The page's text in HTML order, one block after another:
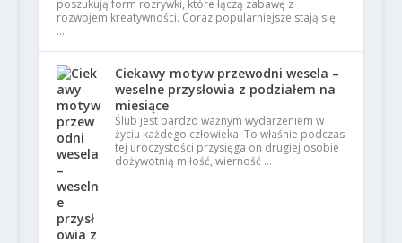
poszukują form rozrywki, które łączą zabawę z
rozwojem kreatywności. Coraz popularniejsze stają się
…
Ciekawy motyw przewodni wesela –
weselne przysłowia z podziałem na
miesiące
Ślub jest bardzo ważnym wydarzeniem w
życiu każdego człowieka. To właśnie podczas
tej uroczystości przysięga on drugiej osobie
dożywotnią miłość, wierność …